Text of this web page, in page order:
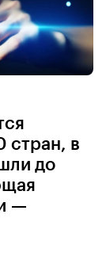
стран, в
до
—